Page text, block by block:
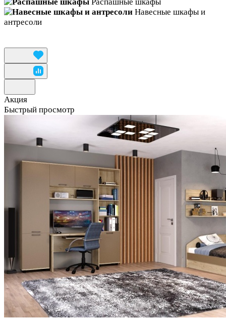
Навесные шкафы и
антресоли
Акция
Быстрый просмотр